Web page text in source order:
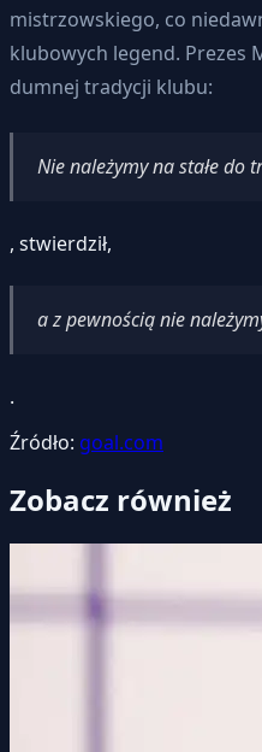
mistrzowskiego, co
klubowych legend. Prezes
dumnej tradycji klubu:
Nie należymy na stałe do
, stwierdził,
a z pewnością nie
.
Źródło: goal.com
Zobacz również